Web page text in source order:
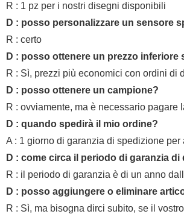
R : 1 pz per i nostri disegni disponibili
D : posso personalizzare un sensore
R : certo
D : posso ottenere un prezzo
R : Sì, prezzi più economici con ordini di
D : posso ottenere un campione?
R : ovviamente, ma è necessario pagare
D : quando spedirà il mio ordine?
A : 1 giorno di garanzia di spedizione
D : come circa il periodo di garanzia di
R : il periodo di garanzia è di un anno
D : posso aggiungere o eliminare
R : Sì, ma bisogna dirci subito, se il